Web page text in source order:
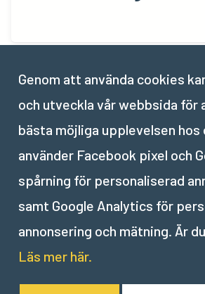
Webbplatsstruktur
Genom att använda cookies
och utveckla vår webbsida för
bästa möjliga upplevelsen hos
använder Facebook pixel och
spårning för personaliserad
samt Google Analytics för
annonsering och mätning. Är
Läs mer här.